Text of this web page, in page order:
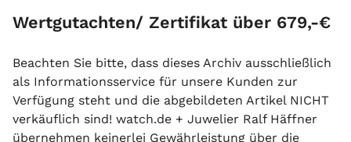
Wertgutachten/ Zertifikat über 679,-€
Beachten Sie bitte, dass dieses Archiv ausschließlich
als Informationsservice für unsere Kunden zur
Verfügung steht und die abgebildeten Artikel NICHT
verkäuflich sind! watch.de + Juwelier Ralf Häffner
übernehmen keinerlei Gewährleistung über die